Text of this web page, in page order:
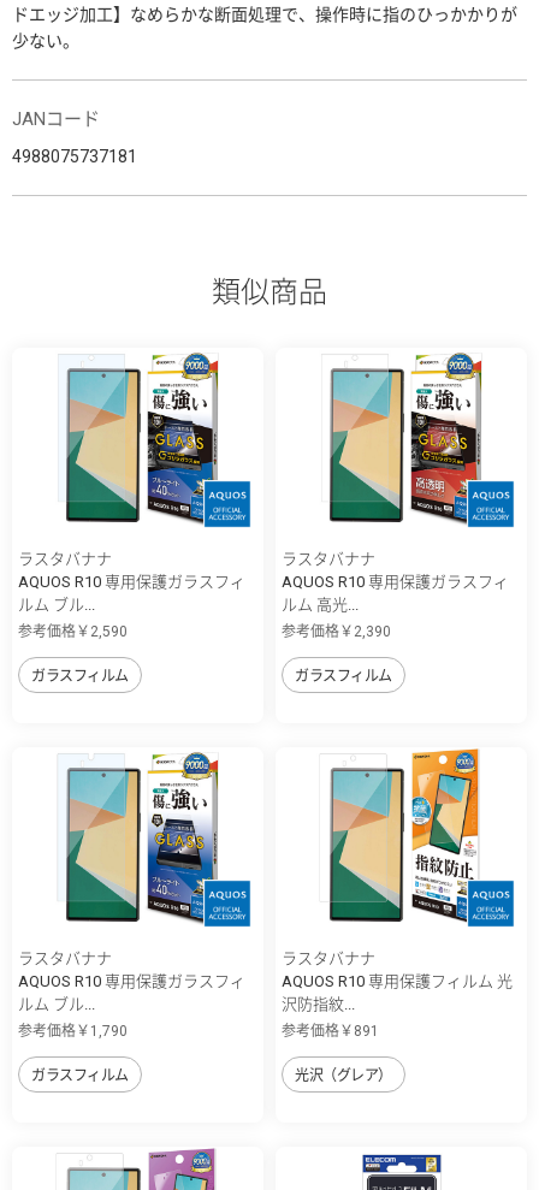
ドエッジ加工】なめらかな断面処理で、操作時に指のひっかかりが
少ない。
JANコード
4988075737181
類似商品
ラスタバナナ
AQUOS R10 専用保護ガラスフィ
ルム ブル...
参考価格￥2,590
ガラスフィルム
ラスタバナナ
AQUOS R10 専用保護ガラスフィ
ルム 高光...
参考価格￥2,390
ガラスフィルム
ラスタバナナ
AQUOS R10 専用保護ガラスフィ
ルム ブル...
参考価格￥1,790
ガラスフィルム
ラスタバナナ
AQUOS R10 専用保護フィルム 光
沢防指紋...
参考価格￥891
光沢（グレア）